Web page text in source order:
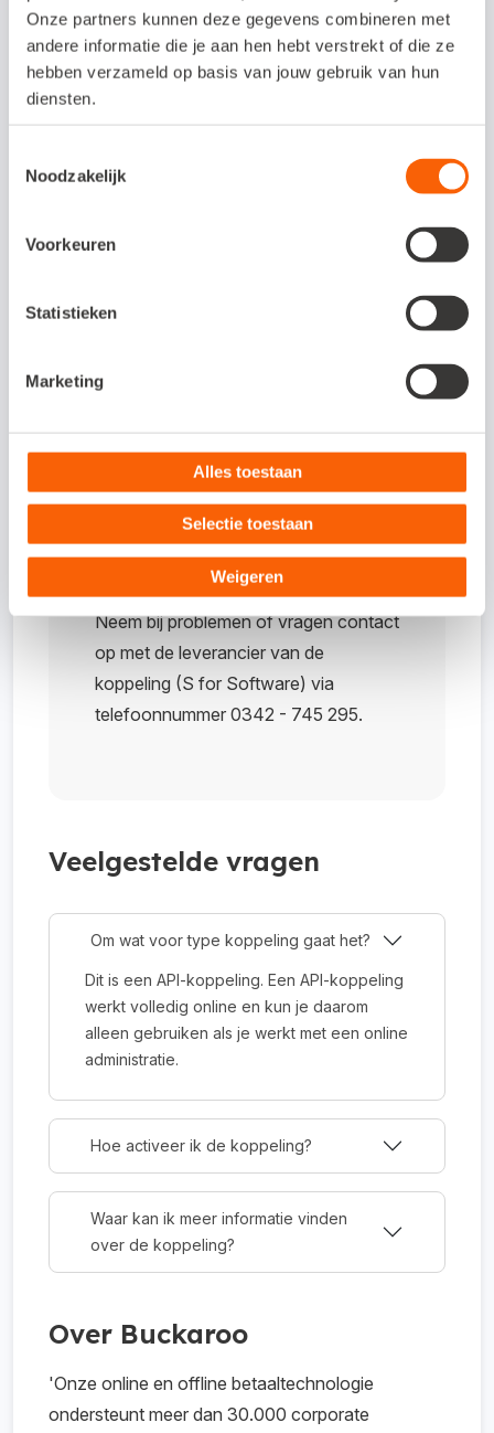
Onze partners kunnen deze gegevens combineren met
andere informatie die je aan hen hebt verstrekt of die ze
hebben verzameld op basis van jouw gebruik van hun
diensten.
Noodzakelijk
Voorkeuren
Statistieken
Marketing
Alles toestaan
Selectie toestaan
Weigeren
Interesse in deze
koppeling?
Buckaroo
Buckaroo moeten er API-gegevens
zijn unieke ID’s die nodig zijn om
Om de koppelcode te genereren, klik
doorverwezen naar de Snelstart-
pagina. Hier kun je inloggen, de
administratie kiezen en de koppeling
instellen. De koppelcode wordt nu
automatisch gegenereerd.
Neem bij problemen of vragen contact
op met de leverancier van de
koppeling (S for Software) via
telefoonnummer 0342 - 745 295.
Veelgestelde vragen
Om wat voor type koppeling gaat het?
Dit is een API-koppeling. Een API-koppeling
werkt volledig online en kun je daarom
alleen gebruiken als je werkt met een online
administratie.
Hoe activeer ik de koppeling?
Waar kan ik meer informatie vinden
over de koppeling?
Over Buckaroo
'Onze online en offline betaaltechnologie
ondersteunt meer dan 30.000 corporate